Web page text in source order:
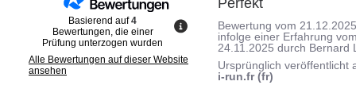
Basierend auf4
Bewertungen, die einer
Prüfung unterzogen wurden
Alle Bewertungen auf dieser Website
ansehen
Bewertung vom
infolge einer Erfahrung
24.11.2025 durch Bernard
Ursprünglich veröffentlicht
i-run.fr (fr)